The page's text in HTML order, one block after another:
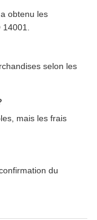
obtenu les
selon les
mais les frais
du